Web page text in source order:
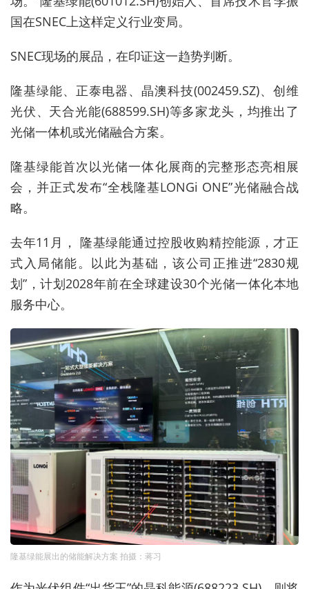
国在SNEC上这样定义行业变局。
SNEC现场的展品，在印证这一趋势判断。
隆基绿能、正泰电器、晶澳科技(002459.SZ)、创维
光伏、天合光能(688599.SH)等多家龙头，均推出了
光储一体机或光储融合方案。
隆基绿能首次以光储一体化展商的完整形态亮相展
会，并正式发布“全栈隆基LONGi ONE”光储融合战
略。
去年11月， 隆基绿能通过控股收购精控能源，才正
式入局储能。以此为基础，该公司正推进“2830规
划”，计划2028年前在全球建设30个光储一体化本地
服务中心。
隆基绿能展出的储能解决方案 拍摄：蒋习